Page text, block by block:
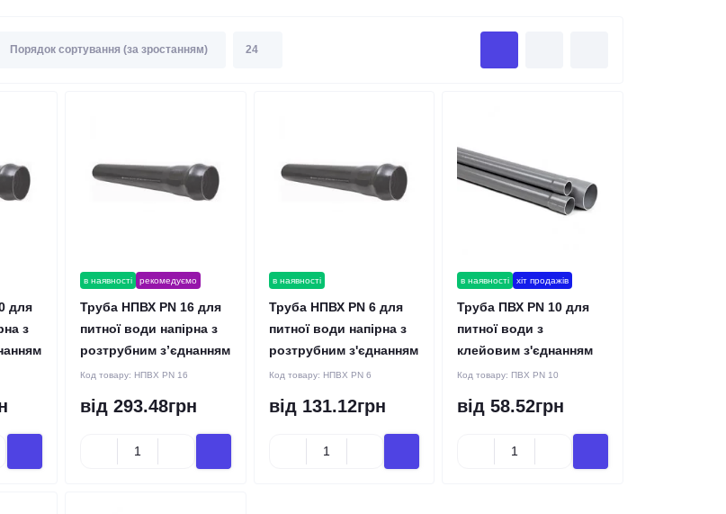
для
з
в наявності рекомедуємо
Труба НПВХ PN 16 для
питної води напірна з
розтрубним з’єднанням
Код товару: НПВХ PN 16
від 293.48грн
в наявності
Труба НПВХ PN 6 для
питної води напірна з
розтрубним з'єднанням
Код товару: НПВХ PN 6
від 131.12грн
в наявності хіт продажів
Труба ПВХ PN 10 для
питної води з
клейовим з'єднанням
Код товару: ПВХ PN 10
від 58.52грн